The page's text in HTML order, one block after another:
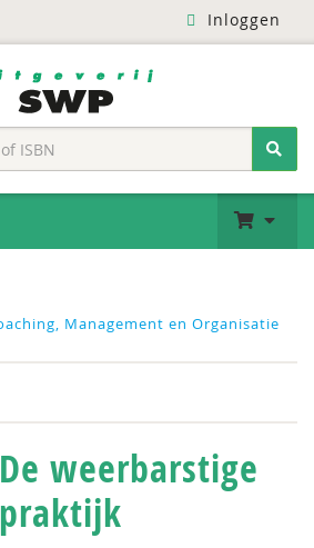
Inloggen
Management en Organisatie
De weerbarstige
praktijk